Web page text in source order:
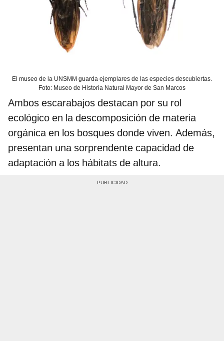
El museo de la UNSMM guarda ejemplares de las especies descubiertas.
Foto: Museo de Historia Natural Mayor de San Marcos
Ambos escarabajos destacan por su rol
ecológico en la descomposición de materia
orgánica en los bosques donde viven. Además,
presentan una sorprendente capacidad de
adaptación a los hábitats de altura.